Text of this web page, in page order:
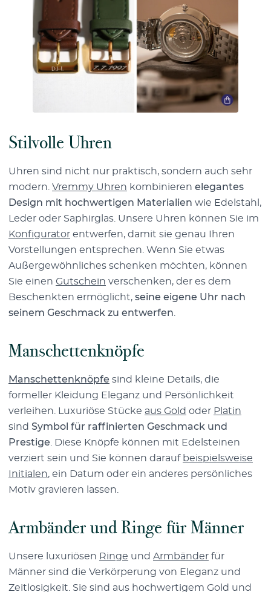
Stilvolle Uhren
Uhren sind nicht nur praktisch, sondern auch sehr
modern. Vremmy Uhren kombinieren elegantes
Design mit hochwertigen Materialien wie Edelstahl,
Leder oder Saphirglas. Unsere Uhren können Sie im
Konfigurator entwerfen, damit sie genau Ihren
Vorstellungen entsprechen. Wenn Sie etwas
Außergewöhnliches schenken möchten, können
Sie einen Gutschein verschenken, der es dem
Beschenkten ermöglicht, seine eigene Uhr nach
seinem Geschmack zu entwerfen
Manschettenknöpfe
Manschettenknöpfe sind kleine Details, die
formeller Kleidung Eleganz und Persönlichkeit
verleihen. Luxuriöse Stücke aus Gold oder Platin
sind Symbol für raffinierten Geschmack und
Prestige . Diese Knöpfe können mit Edelsteinen
verziert sein und Sie können darauf beispielsweise
Initialen, ein Datum oder ein anderes persönliches
Motiv gravieren lassen.
Armbänder und Ringe für Männer
Unsere luxuriösen Ringe und Armbänder für
Männer sind die Verkörperung von Eleganz und
Zeitlosigkeit. Sie sind aus hochwertigem Gold und